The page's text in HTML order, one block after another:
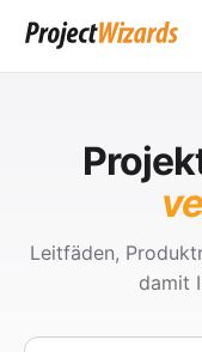
Leitfäden,
damit